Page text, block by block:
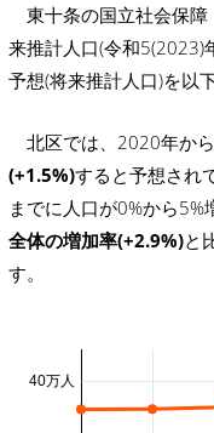
東十条の国立社会保
来推計人口(令和5(2023)
予想(将来推計人口)を以
北区では、2020年か
(+1.5%)すると予想され
までに人口が0%から5%
全体の増加率(+2.9%)と
す。
40万人